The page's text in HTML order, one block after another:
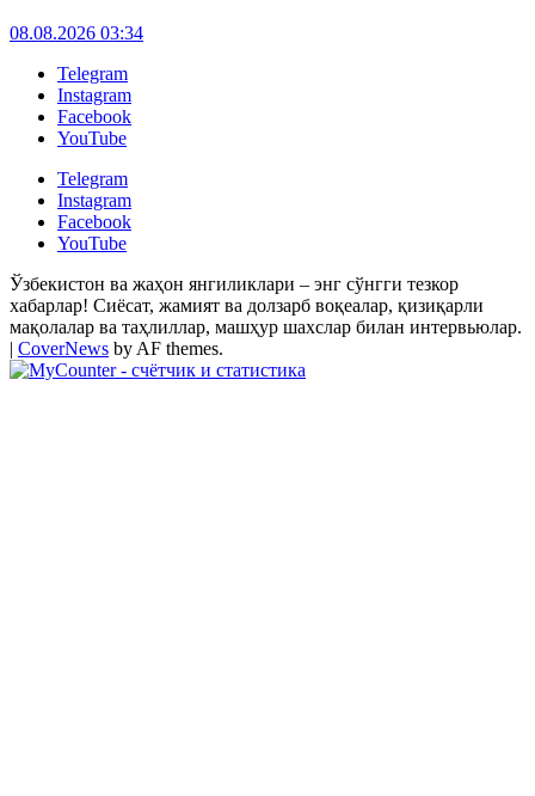
08.08.2026 03:34
Telegram
Instagram
Facebook
YouTube
Telegram
Instagram
Facebook
YouTube
Ўзбекистон ва жаҳон янгиликлари – энг сўнгги тезкор
хабарлар! Сиёсат, жамият ва долзарб воқеалар, қизиқарли
мақолалар ва таҳлиллар, машҳур шахслар билан интервьюлар.
| CoverNews by AF themes.